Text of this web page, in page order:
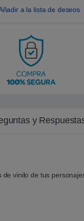
a la lista de deseos
y
vinilo de tus